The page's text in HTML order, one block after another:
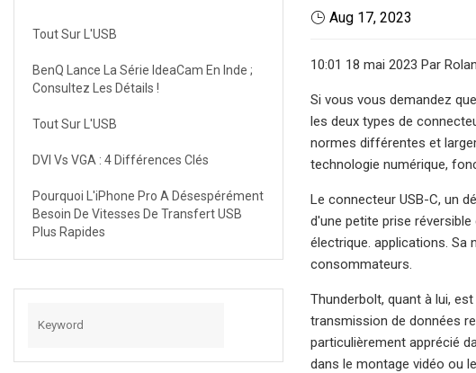
Tout Sur L'USB
BenQ Lance La Série IdeaCam En Inde ;
Consultez Les Détails !
Tout Sur L'USB
DVI Vs VGA : 4 Différences Clés
Pourquoi L'iPhone Pro A Désespérément
Besoin De Vitesses De Transfert USB
Plus Rapides
Aug 17, 2023
10:01 18 mai 2023 Par
Si vous vous demandez
les deux types de
normes différentes et
technologie numérique,
Le connecteur USB-C, un
d'une petite prise
électrique. applications. Sa
consommateurs.
Thunderbolt, quant à lui,
transmission de données
particulièrement apprécié
dans le montage vidéo ou